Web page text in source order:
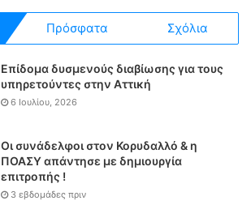
Πρόσφατα Σχόλια
Επίδομα δυσμενούς διαβίωσης για τους
υπηρετούντες στην Αττική
6 Ιουλίου, 2026
Οι συνάδελφοι στον Κορυδαλλό & η
ΠΟΑΣΥ απάντησε με δημιουργία
επιτροπής !
3 εβδομάδες πριν